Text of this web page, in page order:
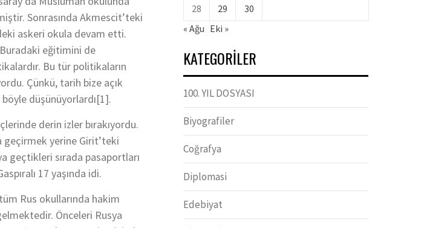
Sonrasında Akmescit’teki
askeri okula devam etti.
eğitimini de
Bu tür politikaların
Çünkü, tarih bize açık
böyle düşünüyorlardı[1].
derin izler bırakıyordu.
geçirmek yerine Girit’teki
geçtikleri sırada pasaportları
17 yaşında idi.
Rus okullarında hakim
Önceleri Rusya
28 29
30
« Ağu Eki »
KATEGORILER
100. YIL DOSYASI
Biyografiler
Coğrafya
Diplomasi
Edebiyat